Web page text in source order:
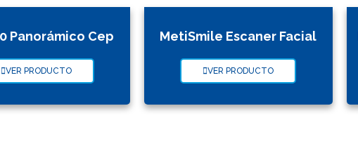
Panorámico Cep
VER PRODUCTO
MetiSmile Escaner Facial
VER PRODUCTO